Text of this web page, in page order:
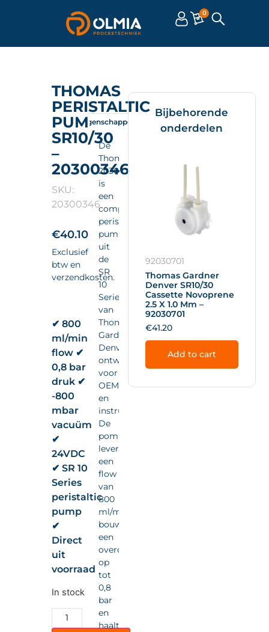
0
THOMAS
PERISTALTIC
PUMP
SR10/30
–
20300346
SKU:
20300346
€40.10
Exclusief
btw en
verzendkosten.
✔ 800
ml/min
flow ✔
0,8 bar
druk ✔
-800
mbar
vacuüm
✔
24VDC
✔ SR 10
Series
peristaltic
pump
✔
Direct
uit
voorraad
In stock
Omschrijving Eigenschappen Documenten
De
Thomas
20300346
is
een
compacte
peristaltic
pump
uit
de
SR
10
Series
van
Thomas
Gardner
Denver,
ontwikkeld
voor
OEM-
en
instrumentintegratie.
De
pomp
levert
een
flow
van
800
ml/min,
bouwt
een
overdruk
op
tot
0,8
bar
en
haalt
Bijbehorende
onderdelen
92030701
Thomas Gardner
Denver SR10/30
Cassette Novoprene
2.5 X 1.0 Mm –
92030701
€41.20
Add to cart